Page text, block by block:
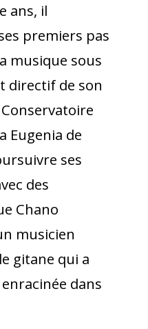
ans, il
premiers pas
musique sous
directif de son
Eugenia de
ses
des
Chano
musicien
gitane qui a
dans